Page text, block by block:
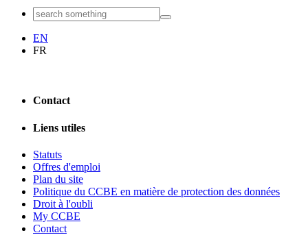
EN
FR
Contact
Liens utiles
Statuts
Offres d'emploi
Plan du site
Politique du CCBE en matière de protection des données
Droit à l'oubli
My CCBE
Contact